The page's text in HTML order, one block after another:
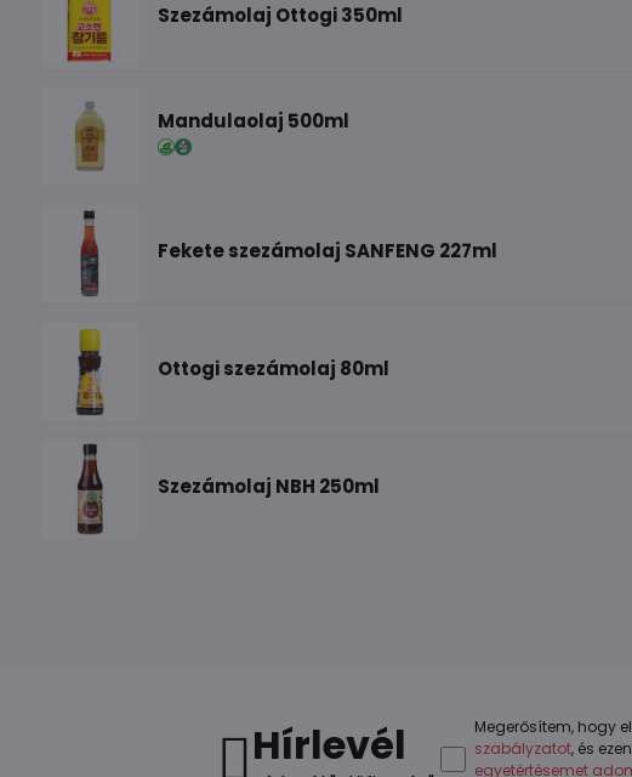
Szezámolaj Ottogi 350ml
Mandulaolaj 500ml
Fekete szezámolaj SANFENG 227ml
Ottogi szezámolaj 80ml
Szezámolaj NBH 250ml
Hírlevél Megerősítem, hogy
szabályzatot, és
egyetértésemet